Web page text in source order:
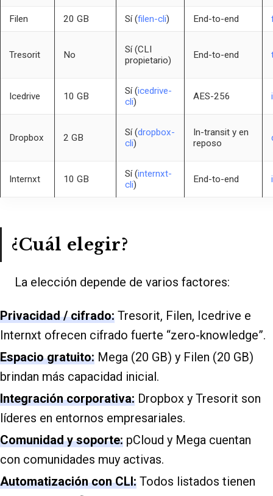
Filen 20 GB Sí (filen-cli) End-to-end
Tresorit No
Sí (CLI
propietario)
End-to-end
Icedrive 10 GB Sí (icedrive-
cli) AES-256
Dropbox 2 GB Sí (dropbox-
cli)
In-transit y en
reposo
Internxt 10 GB Sí (internxt-
cli) End-to-end
¿Cuál elegir?
La elección depende de varios factores:
Privacidad / cifrado: Tresorit, Filen, Icedrive e
Internxt ofrecen cifrado fuerte “zero-knowledge”.
Espacio gratuito: Mega (20 GB) y Filen (20 GB)
brindan más capacidad inicial.
Integración corporativa: Dropbox y Tresorit son
líderes en entornos empresariales.
Comunidad y soporte: pCloud y Mega cuentan
con comunidades muy activas.
Automatización con CLI: Todos listados tienen